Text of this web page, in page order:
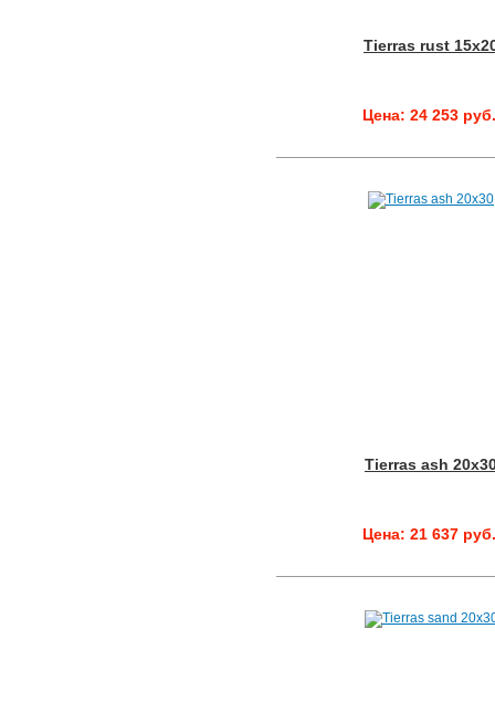
Tierras rust
Цена: 24 253 руб.
Tierras ash
Цена: 21 637 руб.